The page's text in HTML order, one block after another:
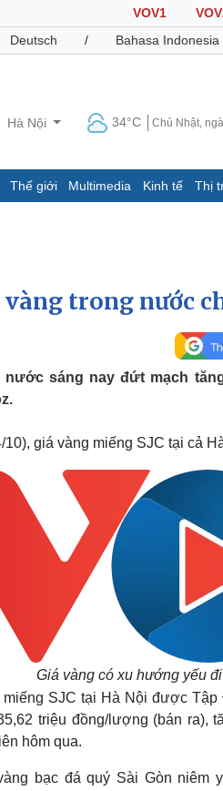
VOV1
Deutsch / Bahasa Indonesia
Hà Nội 34°C Chủ Nhật,
Thế giới Multimedia Kinh tế Thị
Dấu ấn VOV
Quân sự - Quốc phòng
Phân tích
Thể
Thế
Hậu
Đời sống
Nhà đẹp
Tình yêu - Gia đình
Sân
Văn
Di
trong nước
nước sáng nay đứt mạch
giá vàng miếng SJC tại cả
Giá vàng có xu hướng yếu
miếng SJC tại Hà Nội được
triệu đồng/lượng (bán ra),
hôm qua.
bạc đá quý Sài Gòn niêm